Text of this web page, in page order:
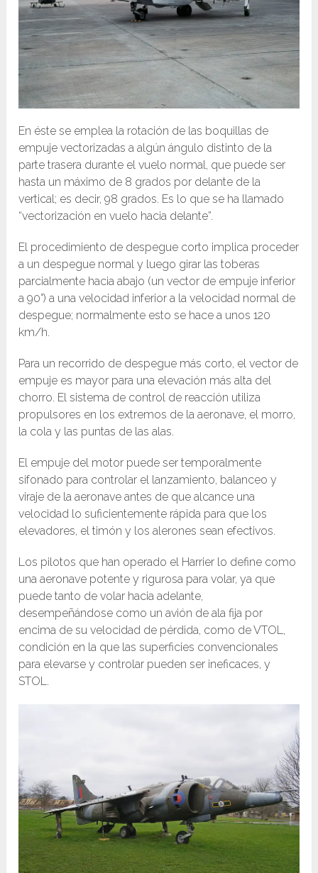
En éste se emplea la rotación de las boquillas de
empuje vectorizadas a algún ángulo distinto de la
parte trasera durante el vuelo normal, que puede ser
hasta un máximo de 8 grados por delante de la
vertical; es decir, 98 grados. Es lo que se ha llamado
“vectorización en vuelo hacia delante”.
El procedimiento de despegue corto implica proceder
a un despegue normal y luego girar las toberas
parcialmente hacia abajo (un vector de empuje inferior
a 90°) a una velocidad inferior a la velocidad normal de
despegue; normalmente esto se hace a unos 120
km/h.
Para un recorrido de despegue más corto, el vector de
empuje es mayor para una elevación más alta del
chorro. El sistema de control de reacción utiliza
propulsores en los extremos de la aeronave, el morro,
la cola y las puntas de las alas.
El empuje del motor puede ser temporalmente
sifonado para controlar el lanzamiento, balanceo y
viraje de la aeronave antes de que alcance una
velocidad lo suficientemente rápida para que los
elevadores, el timón y los alerones sean efectivos.
Los pilotos que han operado el Harrier lo define como
una aeronave potente y rigurosa para volar, ya que
puede tanto de volar hacia adelante,
desempeñándose como un avión de ala fija por
encima de su velocidad de pérdida, como de VTOL,
condición en la que las superficies convencionales
para elevarse y controlar pueden ser ineficaces, y
STOL.